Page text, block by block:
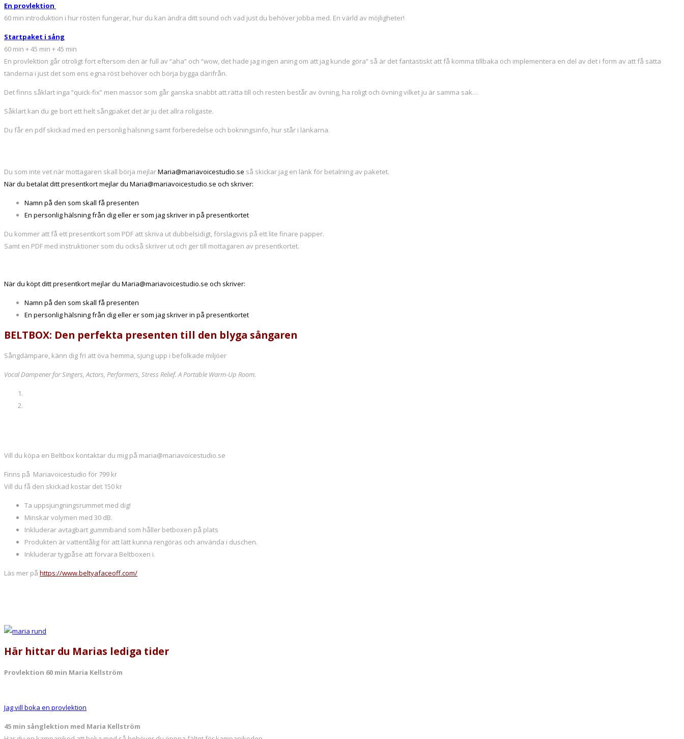
En provlektion
60 min introduktion i hur rösten fungerar, hur du kan ändra ditt sound och vad just du behöver jobba med. En värld av möjligheter!
Startpaket i sång
60 min + 45 min + 45 min
En provlektion går otroligt fort eftersom den är full av “aha” och “wow, det hade jag ingen aning om att jag kunde göra” så är det fantastiskt att få komma tillbaka och implementera en del av det i form av att få sätta
tänderna i just det som ens egna röst behöver och börja bygga därifrån.
Det finns såklart inga “quick-fix” men massor som går ganska snabbt att rätta till och resten består av övning, ha roligt och övning vilket ju är samma sak…
Såklart kan du ge bort ett helt sångpaket det är ju det allra roligaste.
Du får en pdf skickad med en personlig hälsning samt förberedelse och bokningsinfo, hur står i länkarna.
Du som inte vet när mottagaren skall börja mejlarMaria@mariavoicestudio.se så skickar jag en länk för betalning av paketet.
När du betalat ditt presentkort mejlar du Maria@mariavoicestudio.se och skriver:
Namn på den som skall få presenten
En personlig hälsning från dig eller er som jag skriver in på presentkortet
Du kommer att få ett presentkort som PDF att skriva ut dubbelsidigt, förslagsvis på ett lite finare papper.
Samt en PDF med instruktioner som du också skriver ut och ger till mottagaren av presentkortet.
När du köpt ditt presentkort mejlar du Maria@mariavoicestudio.se och skriver:
Namn på den som skall få presenten
En personlig hälsning från dig eller er som jag skriver in på presentkortet
BELTBOX: Den perfekta presenten till den blyga sångaren
Sångdämpare, känn dig fri att öva hemma, sjung upp i befolkade miljöer
Vocal Dampener for Singers, Actors, Performers, Stress Relief. A Portable Warm-Up Room.
Vill du köpa en Beltbox kontaktar du mig på maria@mariavoicestudio.se
Finns på Mariavoicestudio för 799 kr
Vill du få den skickad kostar det 150 kr
Ta uppsjungningsrummet med dig!
Minskar volymen med 30 dB.
Inkluderar avtagbart gummiband som håller betboxen på plats
Produkten är vattentålig för att lätt kunna rengöras och använda i duschen.
Inkluderar tygpåse att förvara Beltboxen i.
Läs mer på https://www.beltyafaceoff.com/
Här hittar du Marias lediga tider
Provlektion 60 min Maria Kellström
Jag vill boka en provlektion
45 min sånglektion med Maria Kellström